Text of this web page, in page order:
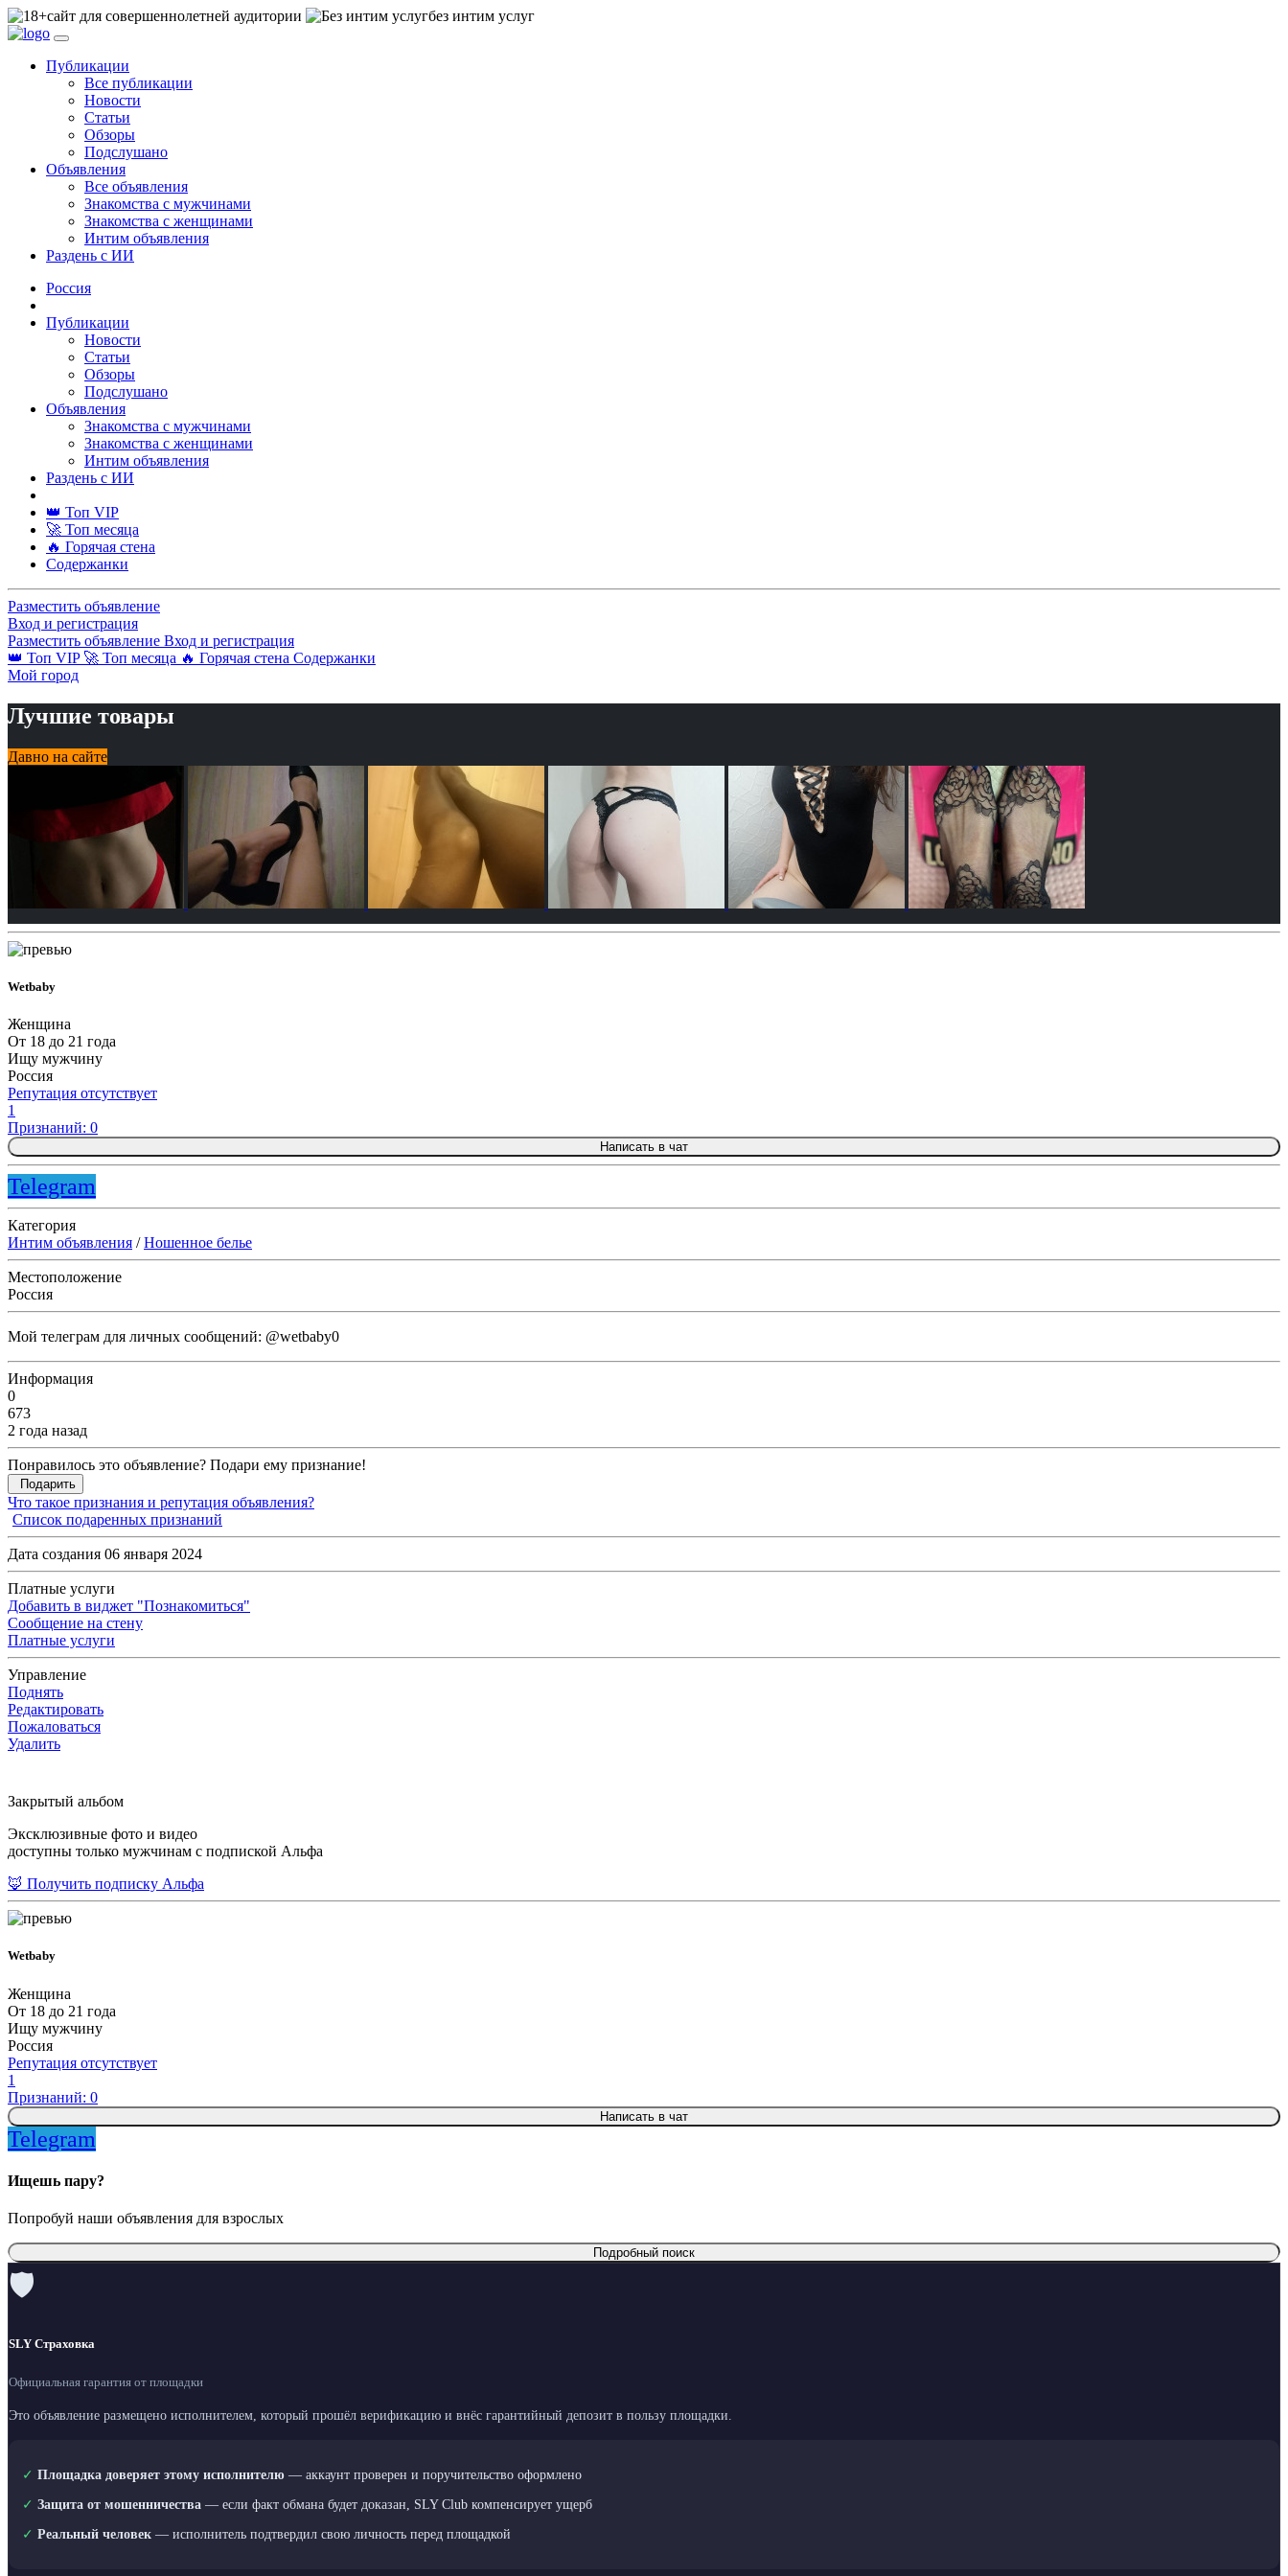
сайт для совершеннолетней аудитории без интим услуг
Публикации
Все публикации
Новости
Статьи
Обзоры
Подслушано
Объявления
Все объявления
Знакомства с мужчинами
Знакомства с женщинами
Интим объявления
Раздень с ИИ
Россия
Публикации
Новости
Статьи
Обзоры
Подслушано
Объявления
Знакомства с мужчинами
Знакомства с женщинами
Интим объявления
Раздень с ИИ
👑 Топ VIP
🚀 Топ месяца
🔥 Горячая стена
Содержанки
Разместить объявление
Вход и регистрация
Разместить объявление Вход и регистрация
👑 Топ VIP 🚀 Топ месяца 🔥 Горячая стена Содержанки
Мой город
Лучшие товары
Давно на сайте
Wetbaby
Женщина
От 18 до 21 года
Ищу мужчину
Россия
Репутация отсутствует
1
Признаний: 0
Написать в чат
Telegram
Категория
Интим объявления /Ношенное белье
Местоположение
Россия
Мой телеграм для личных сообщений: @wetbaby0
Информация
0
673
2 года назад
Понравилось это объявление? Подари ему признание!
Подарить
Что такое признания и репутация объявления?
Список подаренных признаний
Дата создания 06 января 2024
Платные услуги
Добавить в виджет "Познакомиться"
Сообщение на стену
Платные услуги
Управление
Поднять
Редактировать
Пожаловаться
Удалить
Закрытый альбом
Эксклюзивные фото и видео
доступны только мужчинам с подпиской Альфа
🦊 Получить подписку Альфа
Wetbaby
Женщина
От 18 до 21 года
Ищу мужчину
Россия
Репутация отсутствует
1
Признаний: 0
Написать в чат
Telegram
Ищешь пару?
Попробуй наши объявления для взрослых
Подробный поиск
🛡
SLY Страховка
Официальная гарантия от площадки
Это объявление размещено исполнителем, который прошёл верификацию и внёс гарантийный депозит в пользу площадки.
✓ Площадка доверяет этому исполнителю — аккаунт проверен и поручительство оформлено
✓ Защита от мошенничества — если факт обмана будет доказан, SLY Club компенсирует ущерб
✓ Реальный человек — исполнитель подтвердил свою личность перед площадкой